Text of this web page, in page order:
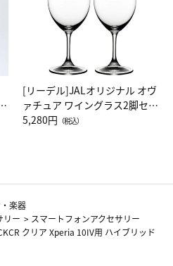
[リーデル]JALオリジナル オヴ
ァチュア ワイングラス2脚セッ
ト（レッドワイン）
5,280円 （税込）
楽器
リー > スマートフォンアクセサリー
クリア Xperia 10IV用 ハイブリッド